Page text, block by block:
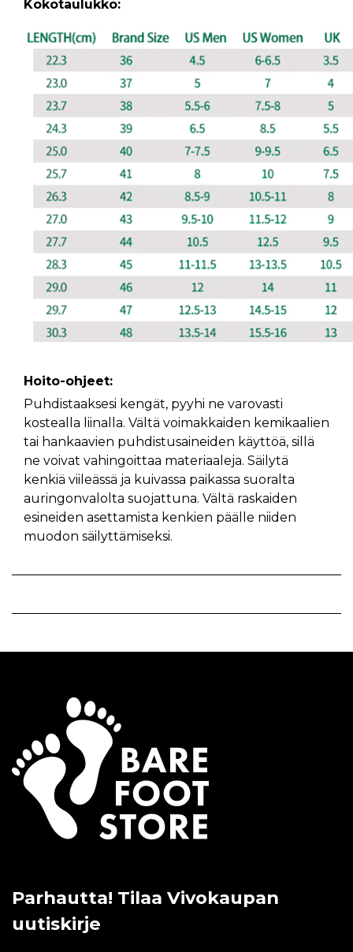
Kokotaulukko:
Hoito-ohjeet:
Puhdistaaksesi kengät, pyyhi ne varovasti
kostealla liinalla. Vältä voimakkaiden kemikaalien
tai hankaavien puhdistusaineiden käyttöä, sillä
ne voivat vahingoittaa materiaaleja. Säilytä
kenkiä viileässä ja kuivassa paikassa suoralta
auringonvalolta suojattuna. Vältä raskaiden
esineiden asettamista kenkien päälle niiden
muodon säilyttämiseksi.
Parhautta! Tilaa Vivokaupan
uutiskirje